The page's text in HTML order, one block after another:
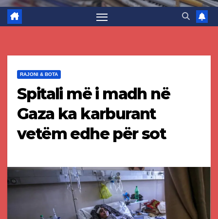
RAJONI & BOTA
Spitali më i madh në
Gaza ka karburant
vetëm edhe për sot